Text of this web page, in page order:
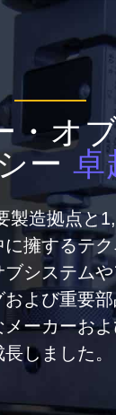
・オ
ー卓
製造拠点と
擁するテク
システム
よび重要
メーカーお
長しました。